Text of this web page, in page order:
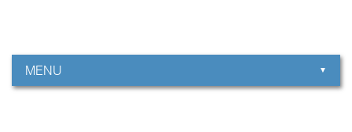
MENU